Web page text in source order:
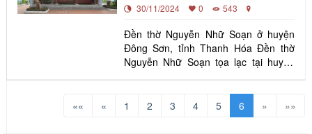
30/11/2024 0 543
Đền thờ Nguyễn Nhữ Soạn ở huyện
Đông Sơn, tỉnh Thanh Hóa Đền thờ
Nguyễn Nhữ Soạn tọa lạc tại huyện
liền với tên tuổi của vị tướng tài ba thời
Lê sơ. Nguyễn Nhữ Soạn (1392–
«« « 1 2 3 4 5 6 » »»